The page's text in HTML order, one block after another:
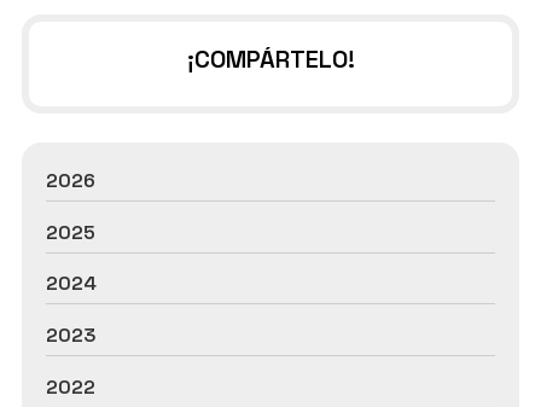
¡COMPÁRTELO!
2026
2025
2024
2023
2022